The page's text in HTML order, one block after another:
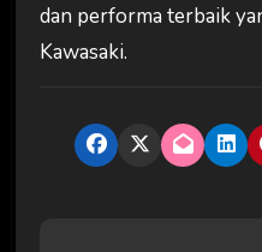
dan performa terbaik
Kawasaki.